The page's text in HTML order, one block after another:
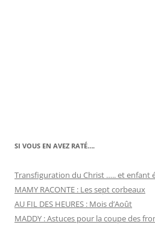
SI VOUS EN AVEZ RATÉ….
Transfiguration du Christ ….. et enfant
MAMY RACONTE : Les sept corbeaux
AU FIL DES HEURES : Mois d’Août
MADDY : Astuces pour la coupe des